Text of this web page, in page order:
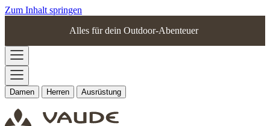
Zum Inhalt springen
Alles für dein Outdoor-Abenteuer
Damen Herren Ausrüstung